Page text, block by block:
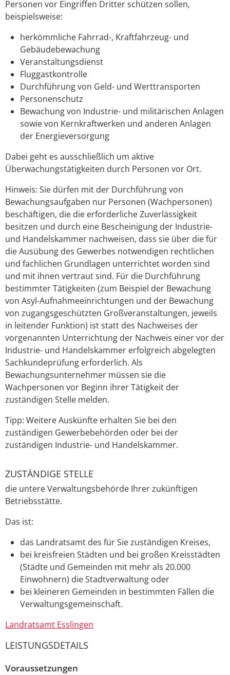
Personen vor Eingriffen Dritter schützen sollen,
beispielsweise:
herkömmliche Fahrrad-, Kraftfahrzeug- und
Gebäudebewachung
Veranstaltungsdienst
Fluggastkontrolle
Durchführung von Geld- und Werttransporten
Personenschutz
Bewachung von Industrie- und militärischen Anlagen
sowie von Kernkraftwerken und anderen Anlagen
der Energieversorgung
Dabei geht es ausschließlich um aktive
Überwachungstätigkeiten durch Personen vor Ort.
Hinweis: Sie dürfen mit der Durchführung von
Bewachungsaufgaben nur Personen (Wachpersonen)
beschäftigen, die die erforderliche Zuverlässigkeit
besitzen und durch eine Bescheinigung der Industrie-
und Handelskammer nachweisen, dass sie über die für
die Ausübung des Gewerbes notwendigen rechtlichen
und fachlichen Grundlagen unterrichtet worden sind
und mit ihnen vertraut sind. Für die Durchführung
bestimmter Tätigkeiten (zum Beispiel der Bewachung
von Asyl-Aufnahmeeinrichtungen und der Bewachung
von zugangsgeschützten Großveranstaltungen, jeweils
in leitender Funktion) ist statt des Nachweises der
vorgenannten Unterrichtung der Nachweis einer vor der
Industrie- und Handelskammer erfolgreich abgelegten
Sachkundeprüfung erforderlich. Als
Bewachungsunternehmer müssen sie die
Wachpersonen vor Beginn ihrer Tätigkeit der
zuständigen Stelle melden.
Tipp: Weitere Auskünfte erhalten Sie bei den
zuständigen Gewerbebehörden oder bei der
zuständigen Industrie- und Handelskammer.
ZUSTÄNDIGE STELLE
die untere Verwaltungsbehörde Ihrer zukünftigen
Betriebsstätte.
Das ist:
das Landratsamt des für Sie zuständigen Kreises,
bei kreisfreien Städten und bei großen Kreisstädten
(Städte und Gemeinden mit mehr als 20.000
Einwohnern) die Stadtverwaltung oder
bei kleineren Gemeinden in bestimmten Fällen die
Verwaltungsgemeinschaft.
Landratsamt Esslingen
LEISTUNGSDETAILS
Voraussetzungen